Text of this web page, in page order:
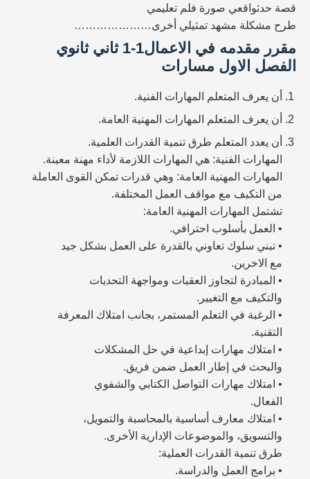
قصة حدثواقعي صورة فلم تعليمي
طرح مشكلة مشهد تمثيلي أخرى…………………
مقرر مقدمه في الاعمال1-1 ثاني ثانوي
الفصل الاول مسارات
أن يعرف المتعلم المهارات الفنية.
أن يعرف المتعلم المهارات المهنية العامة.
أن يعدد المتعلم طرق تنمية القدرات العلمية.
المهارات الفنية: هي المهارات اللازمة لأداء مهنة معينة.
المهارات المهنية العامة: وهي قدرات تمكن القوى العاملة
من التكيف مع مواقف العمل المختلفة.
تشتمل المهارات المهنية العامة:
• العمل بأسلوب احترافي.
• تبني سلوك تعاوني بالقدرة على العمل بشكل جيد
مع الاخرين.
• المبادرة لتجاوز العقبات ومواجهة التحديات
والتكيف مع التغيير.
• الرغبة في التعلم المستمر، بجانب امتلاك المعرفة
التقنية.
• امتلاك مهارات إبداعية في حل المشكلات
والبحث في إطار العمل ضمن فريق.
• امتلاك مهارات التواصل الكتابي والشفوي
الفعال.
• امتلاك معارف أساسية بالمحاسبة والتمويل،
والتسويق، والموضوعات الإدارية الأخرى.
طرق تنمية القدرات العملية:
• برامج العمل والدراسة.